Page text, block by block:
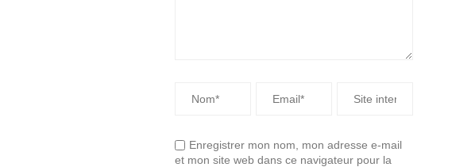
Enregistrer mon nom, mon adresse e-mail
et mon site web dans ce navigateur pour la